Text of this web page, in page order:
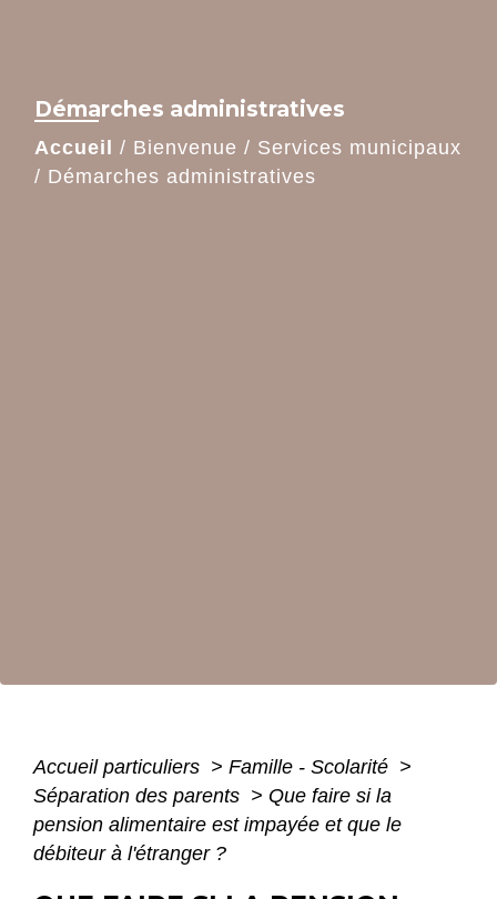
Démarches administratives
Accueil / Bienvenue / Services municipaux
/ Démarches administratives
Accueil particuliers > Famille - Scolarité >
Séparation des parents > Que faire si la
pension alimentaire est impayée et que le
débiteur à l'étranger ?